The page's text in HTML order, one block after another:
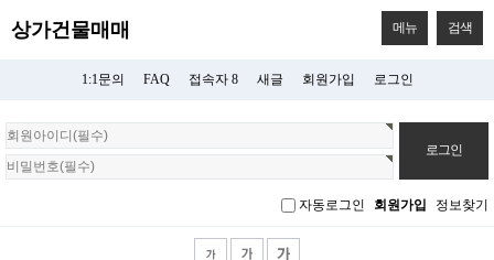
상가건물매매 메뉴 검색
1:1문의 FAQ 접속자 8 새글 회원가입 로그인
회
원
로
자동로그인 회원가입 정보찾기